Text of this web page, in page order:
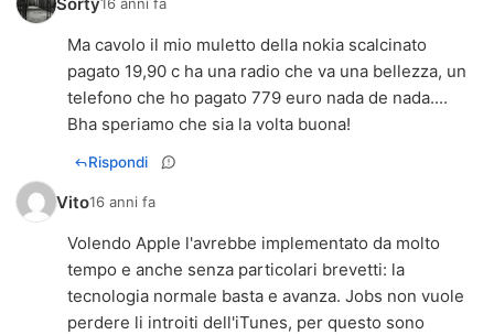
16 anni fa
Ma cavolo il mio muletto della nokia scalcinato
pagato 19,90 c ha una radio che va una bellezza, un
telefono che ho pagato 779 euro nada de nada....
Bha speriamo che sia la volta buona!
Rispondi
Vito16 anni fa
Volendo Apple l'avrebbe implementato da molto
tempo e anche senza particolari brevetti: la
tecnologia normale basta e avanza. Jobs non vuole
perdere li introiti dell'iTunes, per questo sono